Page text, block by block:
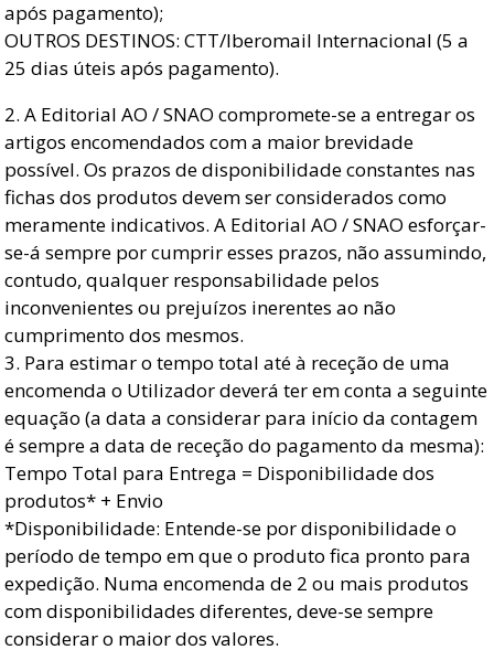
após pagamento);
OUTROS DESTINOS: CTT/Iberomail Internacional (5 a
25 dias úteis após pagamento).
2. A Editorial AO / SNAO compromete-se a entregar os
artigos encomendados com a maior brevidade
possível. Os prazos de disponibilidade constantes nas
fichas dos produtos devem ser considerados como
meramente indicativos. A Editorial AO / SNAO esforçar-
se-á sempre por cumprir esses prazos, não assumindo,
contudo, qualquer responsabilidade pelos
inconvenientes ou prejuízos inerentes ao não
cumprimento dos mesmos.
3. Para estimar o tempo total até à receção de uma
encomenda o Utilizador deverá ter em conta a seguinte
equação (a data a considerar para início da contagem
é sempre a data de receção do pagamento da mesma):
Tempo Total para Entrega = Disponibilidade dos
produtos* + Envio
*Disponibilidade: Entende-se por disponibilidade o
período de tempo em que o produto fica pronto para
expedição. Numa encomenda de 2 ou mais produtos
com disponibilidades diferentes, deve-se sempre
considerar o maior dos valores.